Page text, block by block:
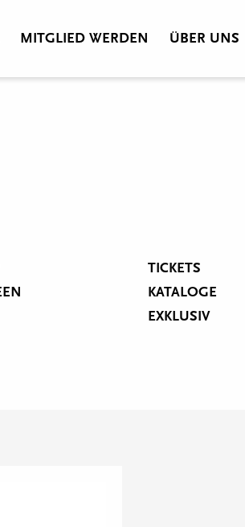
MITGLIED WERDEN ÜBER UNS
TICKETS
KATALOGE
EXKLUSIV